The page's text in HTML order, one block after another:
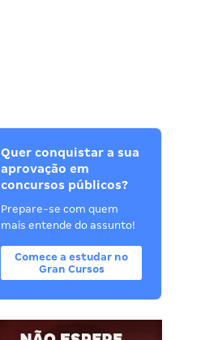
Quer conquistar a sua
aprovação em
concursos públicos?
Prepare-se com quem
mais entende do assunto!
Comece a estudar no
Gran Cursos